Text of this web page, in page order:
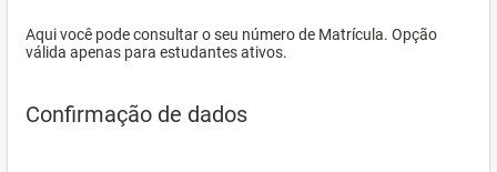
Aqui você pode consultar o seu número de Matrícula. Opção
válida apenas para estudantes ativos.
Confirmação de dados